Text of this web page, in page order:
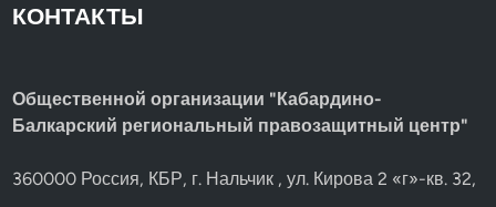
КОНТАКТЫ
Общественной организации "Кабардино-
Балкарский региональный правозащитный центр"
360000 Россия, КБР, г. Нальчик , ул. Кирова 2 «г»-кв. 32,